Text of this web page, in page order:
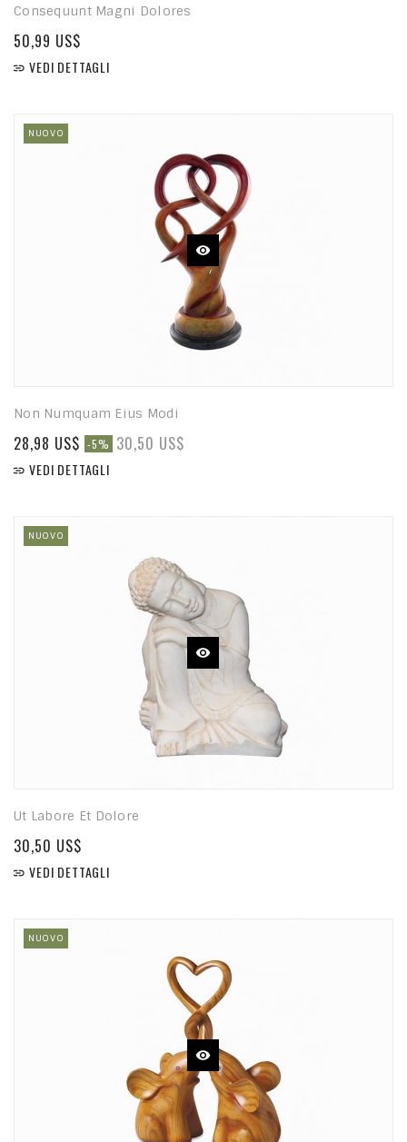
Consequunt Magni Dolores
50,99 US$
 VEDI DETTAGLI
NUOVO
Non Numquam Eius Modi
28,98 US$ -5% 30,50 US$
 VEDI DETTAGLI
NUOVO
Ut Labore Et Dolore
30,50 US$
 VEDI DETTAGLI
NUOVO